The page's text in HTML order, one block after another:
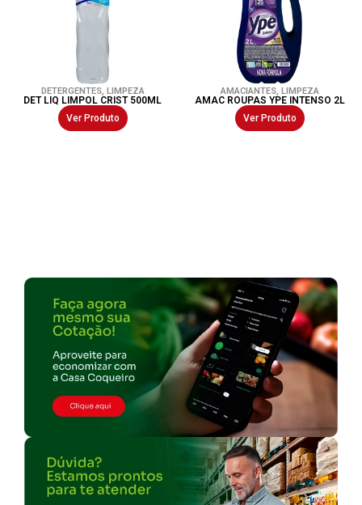
DETERGENTES, LIMPEZA
DET LIQ LIMPOL CRIST 500ML
Ver Produto
AMACIANTES, LIMPEZA
AMAC ROUPAS YPE INTENSO 2L
Ver Produto